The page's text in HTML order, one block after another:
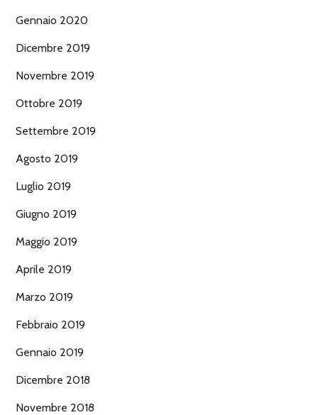
Gennaio 2020
Dicembre 2019
Novembre 2019
Ottobre 2019
Settembre 2019
Agosto 2019
Luglio 2019
Giugno 2019
Maggio 2019
Aprile 2019
Marzo 2019
Febbraio 2019
Gennaio 2019
Dicembre 2018
Novembre 2018